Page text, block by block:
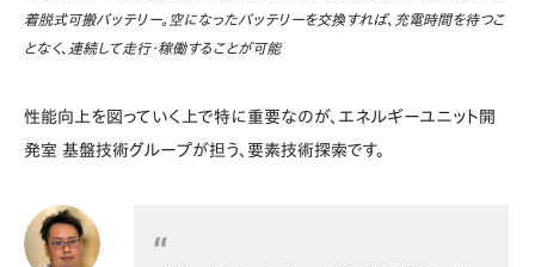
着脱式可搬バッテリー。空になったバッテリーを交換すれば、充電時間を待つこ
となく、連続して走行・稼働することが可能
性能向上を図っていく上で特に重要なのが、エネルギーユニット開
発室 基盤技術グループが担う、要素技術探索です。